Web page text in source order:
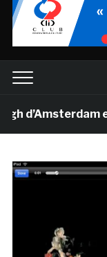
et